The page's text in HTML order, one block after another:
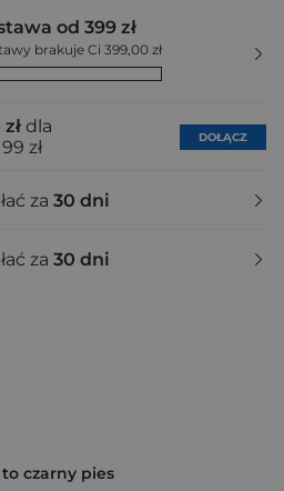
od 399 zł
brakuje Ci 399,00 zł
dla
zł
DOŁĄCZ
za 30 dni
za 30 dni
to czarny pies